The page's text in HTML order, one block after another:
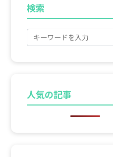
検索
人気の記事